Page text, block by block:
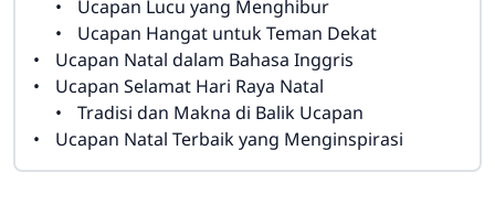
Ucapan Lucu yang Menghibur
Ucapan Hangat untuk Teman Dekat
Ucapan Natal dalam Bahasa Inggris
Ucapan Selamat Hari Raya Natal
Tradisi dan Makna di Balik Ucapan
Ucapan Natal Terbaik yang Menginspirasi